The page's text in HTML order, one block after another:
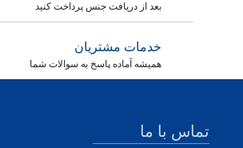
بعد از دریافت جنس پرداخت کنید
خدمات مشتریان
همیشه آماده پاسخ به سوالات شما
تماس با ما